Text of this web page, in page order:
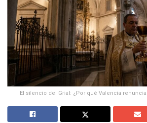
El silencio del Grial: ¿Por qué Valencia